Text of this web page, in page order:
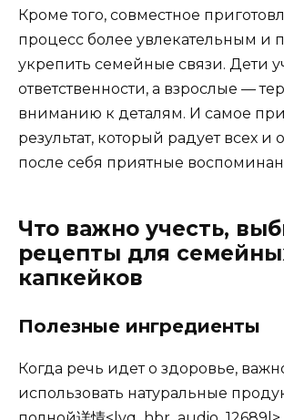
Кроме того, совместное
процесс более увлекательным и
укрепить семейные связи. Дети
ответственности, а взрослые —
вниманию к деталям. И самое
результат, который радует всех и
после себя приятные
Что важно учесть,
рецепты для
капкейков
Полезные ингредиенты
Когда речь идет о здоровье,
использовать натуральные